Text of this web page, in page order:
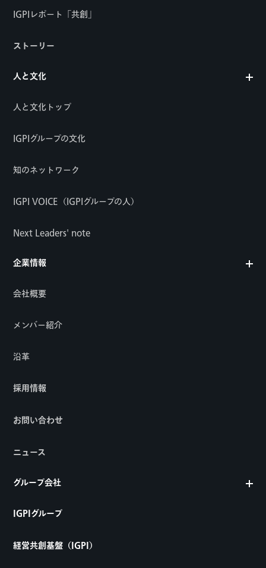
IGPIレポート「共創」
ストーリー
人と文化
人と文化トップ
IGPIグループの文化
知のネットワーク
IGPI VOICE（IGPIグループの人）
Next Leaders' note
企業情報
会社概要
メンバー紹介
沿革
採用情報
お問い合わせ
ニュース
グループ会社
IGPIグループ
経営共創基盤（IGPI）